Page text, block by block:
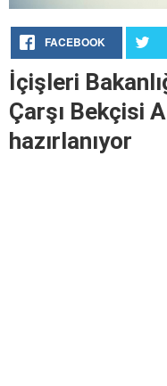
FACEBOOK
İçişleri
Çarşı Bekçisi
hazırlanıyor